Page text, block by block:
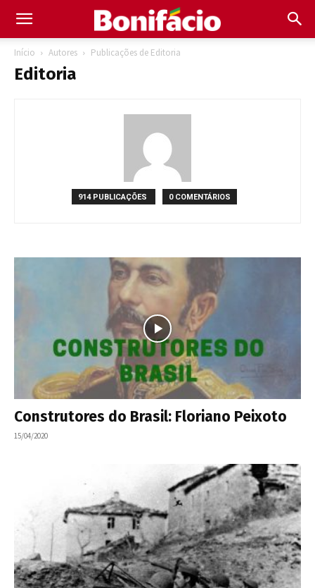
Início Autores Publicações de Editoria
Editoria
914 PUBLICAÇÕES 0 COMENTÁRIOS
Construtores do Brasil: Floriano Peixoto
15/04/2020